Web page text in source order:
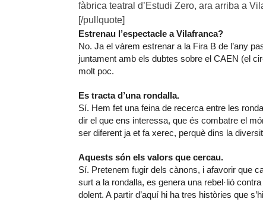
fàbrica teatral d’Estudi Zero, ara arriba a
[/pullquote]
Estrenau l’espectacle a Vilafranca?
No. Ja el vàrem estrenar a la Fira B de l’any
juntament amb els dubtes sobre el CAEN (el
molt poc.
Es tracta d’una rondalla.
Sí. Hem fet una feina de recerca entre les
dir el que ens interessa, que és combatre el
ser diferent ja et fa xerec, perquè dins la
Aquests són els valors que cercau.
Sí. Pretenem fugir dels cànons, i afavorir que
surt a la rondalla, es genera una rebel·lió
dolent. A partir d’aquí hi ha tres històries que